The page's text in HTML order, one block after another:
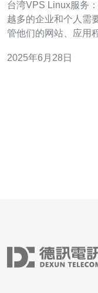
台湾VPS Linux服务：最佳选择 随着互
越多的企业和个人需
管他们的网站、应用
作为一个亚洲重要的
2025年6月28日